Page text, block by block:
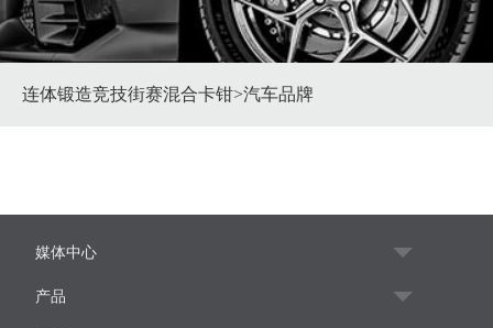
连体锻造竞技街赛混合卡钳>汽车品牌
媒体中心
产品